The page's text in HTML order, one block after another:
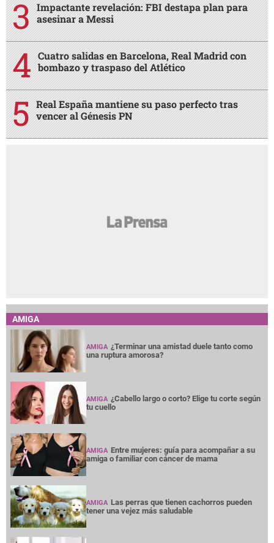
Impactante revelación: FBI destapa plan para
asesinar a Messi
Cuatro salidas en Barcelona, Real Madrid con
bombazo y traspaso del Atlético
Real España mantiene su paso perfecto tras
vencer al Génesis PN
AMIGA
AMIGA ¿Terminar una amistad duele tanto como
una ruptura amorosa?
AMIGA ¿Cabello largo o corto? Elige tu corte según
tu cuello
AMIGA Entre mujeres: guía para acompañar a su
amiga o familiar con cáncer de mama
AMIGA Las perras que tienen cachorros pueden
tener una vejez más saludable